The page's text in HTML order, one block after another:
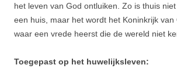
het leven van God ontluiken. Zo is thuis
een huis, maar het wordt het Koninkrijk van
waar een vrede heerst die de wereld niet
Toegepast op het huwelijksleven: